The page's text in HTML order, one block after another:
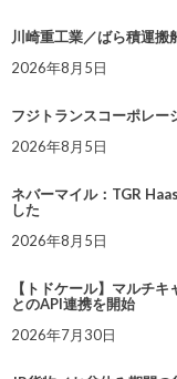
川崎重工業／ばら積運搬
2026年8月5日
フジトランスコーポレー
2026年8月5日
ネバーマイル：TGR
した
2026年8月5日
【トドケール】マルチ
とのAPI連携を開始
2026年7月30日